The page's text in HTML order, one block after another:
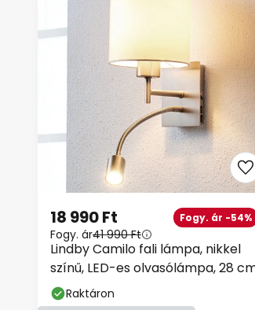
Lindby Camilo fali lámpa, nikkel
színű, LED-es olvasólámpa, 28
cm
18 990 Ft Fogy. ár -54%
Fogy. ár41 990 Ft
Mennyiségi kedvezmény